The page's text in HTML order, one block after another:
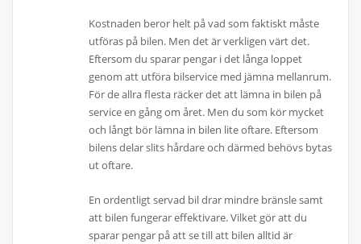
Kostnaden beror helt på vad som faktiskt måste
utföras på bilen. Men det är verkligen värt det.
Eftersom du sparar pengar i det långa loppet
genom att utföra bilservice med jämna mellanrum.
För de allra flesta räcker det att lämna in bilen på
service en gång om året. Men du som kör mycket
och långt bör lämna in bilen lite oftare. Eftersom
bilens delar slits hårdare och därmed behövs bytas
ut oftare.
En ordentligt servad bil drar mindre bränsle samt
att bilen fungerar effektivare. Vilket gör att du
sparar pengar på att se till att bilen alltid är